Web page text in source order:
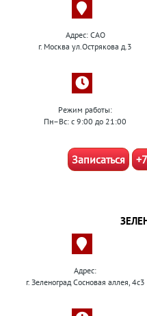
Адрес: САО
г. Москва ул.Острякова д.3
Режим работы:
Пн–Вс: с 9:00 до 21:00
Записаться
Адрес:
г. Зеленоград Сосновая аллея, 4с3